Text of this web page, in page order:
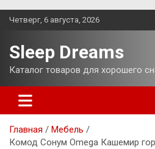
Перейти
Четверг, 6 августа, 2026
Sleep Dreams
Каталог товаров для хорошего
Главная
Мебель
Комод Сонум Omega Кашемир